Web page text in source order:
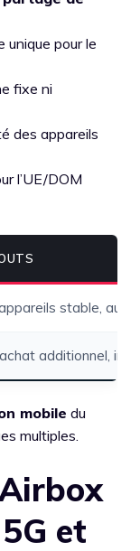
unique pour le
fixe ni
des appareils
l’UE/DOM
stable,
additionnel,
mobile du
multiples.
et